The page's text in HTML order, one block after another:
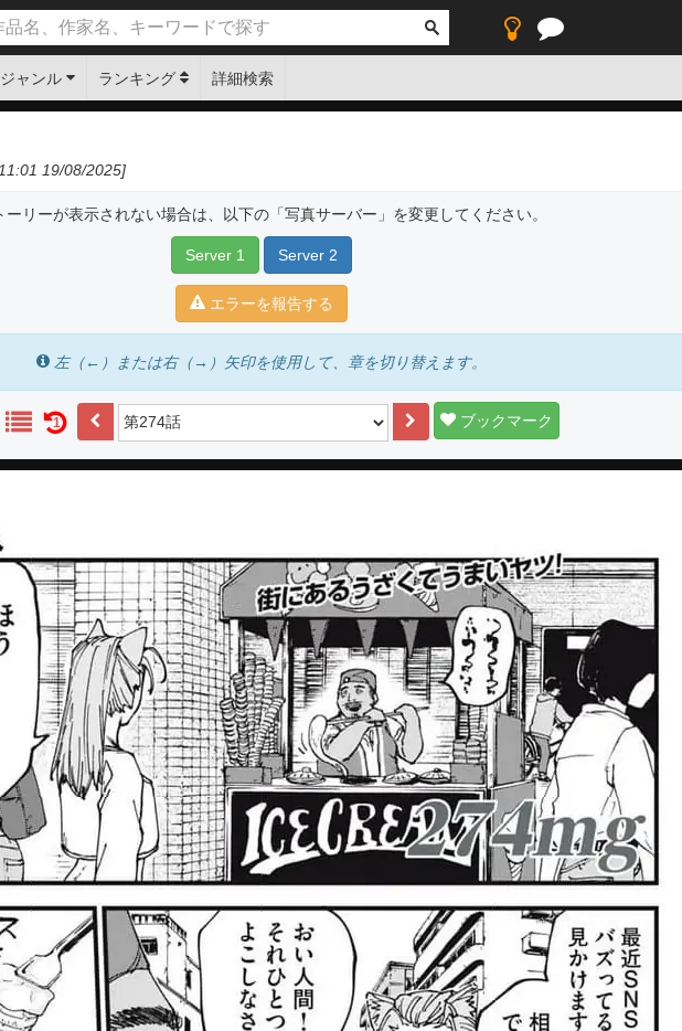
ジャンル ランキング 詳細検索
19/08/2025]
ーリーが表示されない場合は、以下の「写真サーバー」を変更してください。
Server 1 Server 2
エラーを報告する
左（←）または右（→）矢印を使用して、章を切り替えます。
1 ブックマーク